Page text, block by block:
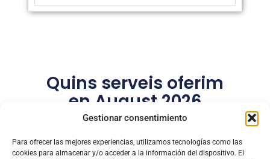
Gestionar consentimiento
Para ofrecer las mejores experiencias, utilizamos tecnologías como las
cookies para almacenar y/o acceder a la información del dispositivo. El
Quins serveis oferim
en August 2026